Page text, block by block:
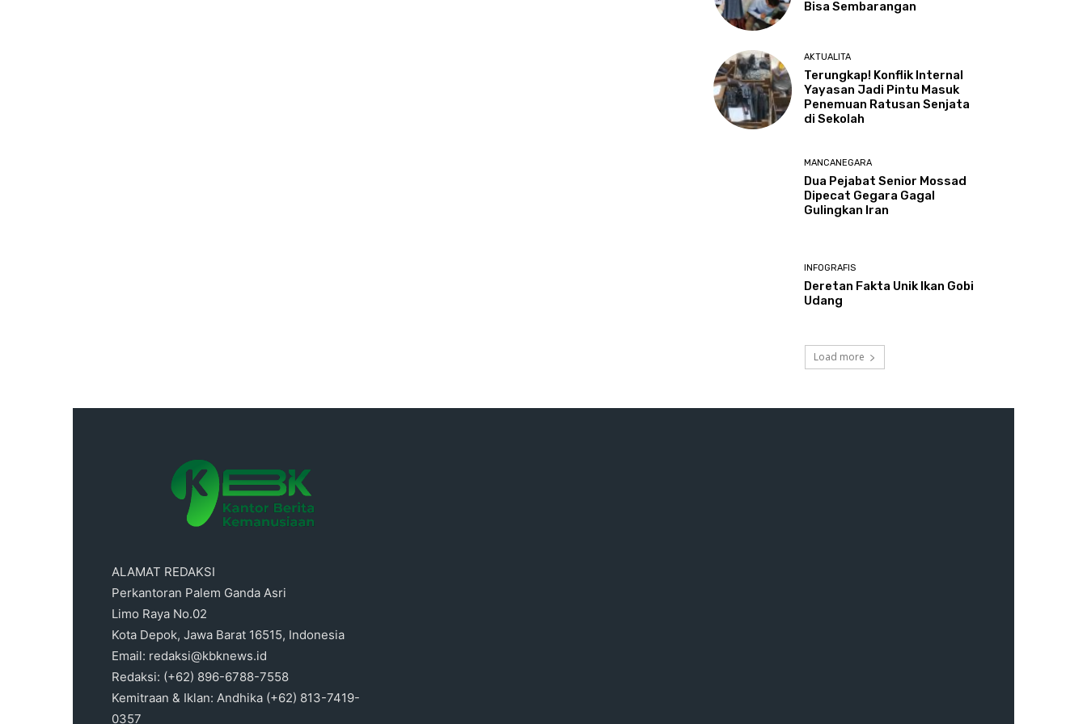
Bisa Sembarangan
AKTUALITA
Terungkap! Konflik Internal
Yayasan Jadi Pintu Masuk
Penemuan Ratusan Senjata
di Sekolah
MANCANEGARA
Dua Pejabat Senior Mossad
Dipecat Gegara Gagal
Gulingkan Iran
INFOGRAFIS
Deretan Fakta Unik Ikan Gobi
Udang
Load more
ALAMAT REDAKSI
Perkantoran Palem Ganda Asri
Limo Raya No.02
Kota Depok, Jawa Barat 16515, Indonesia
Email: redaksi@kbknews.id
Redaksi: (+62) 896-6788-7558
Kemitraan & Iklan: Andhika (+62) 813-7419-
0357